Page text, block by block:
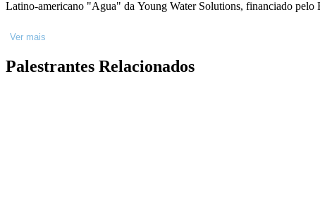
Latino-americano "Agua" da Young Water Solutions, financiado
Ver mais
Palestrantes Relacionados